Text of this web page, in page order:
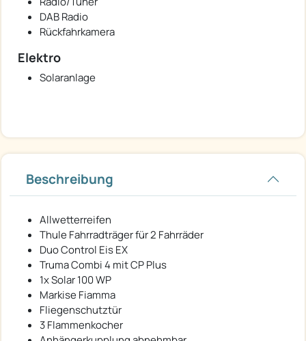
DAB Radio
Rückfahrkamera
Elektro
Solaranlage
Beschreibung
Allwetterreifen
Thule Fahrradträger für 2 Fahrräder
Duo Control Eis EX
Truma Combi 4 mit CP Plus
1x Solar 100 WP
Markise Fiamma
Fliegenschutztür
3 Flammenkocher